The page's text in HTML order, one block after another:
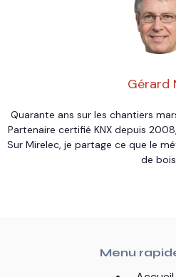
Gérard
Quarante ans sur les chantiers
Partenaire certifié KNX depuis
Sur Mirelec, je partage ce que le
de
Menu